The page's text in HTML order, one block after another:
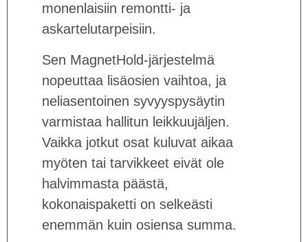
monenlaisiin remontti- ja
askartelutarpeisiin.
Sen MagnetHold-järjestelmä
nopeuttaa lisäosien vaihtoa, ja
neliasentoinen syvyyspysäytin
varmistaa hallitun leikkuujäljen.
Vaikka jotkut osat kuluvat aikaa
myöten tai tarvikkeet eivät ole
halvimmasta päästä,
kokonaispaketti on selkeästi
enemmän kuin osiensa summa.